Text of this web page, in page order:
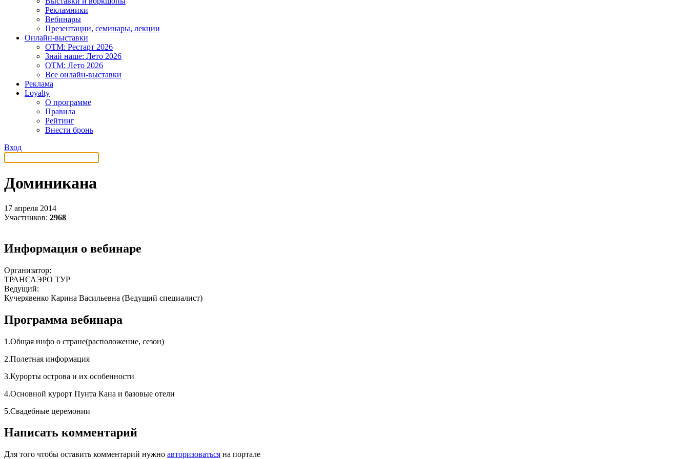
Рекламники
Вебинары
Презентации, семинары, лекции
Онлайн-выставки
OTM: Рестарт 2026
Знай наше: Лето 2026
OTM: Лето 2026
Все онлайн-выставки
Реклама
Loyalty
О программе
Правила
Рейтинг
Внести бронь
Вход
Доминикана
17 апреля 2014
Участников: 2968
Информация о вебинаре
Организатор:
ТРАНСАЭРО ТУР
Ведущий:
Кучерявенко Карина Васильевна (Ведущий специалист)
Программа вебинара
1.Общая инфо о стране(расположение, сезон)
2.Полетная информация
3.Курорты острова и их особенности
4.Основной курорт Пунта Кана и базовые отели
5.Свадебные церемонии
Написать комментарий
Для того чтобы оставить комментарий нужно авторизоваться на портале